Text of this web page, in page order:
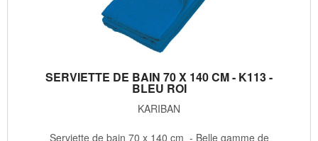
SERVIETTE DE BAIN 70 X 140 CM - K113 -
BLEU ROI
KARIBAN
Serviette de bain 70 x 140 cm - Belle gamme de